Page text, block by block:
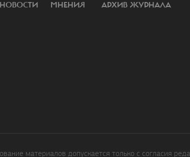
НОВОСТИ МНЕНИЯ АРХИВ ЖУРНАЛА
материалов допускается только с согласия